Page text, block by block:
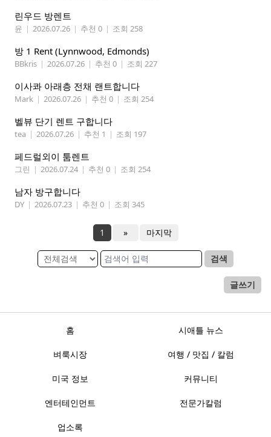
린우드 방렌트
윤 | 2026.07.26 | 추천 0 | 조회 258
방 1 Rent (Lynnwood, Edmonds)
BBkris | 2026.07.26 | 추천 0 | 조회 227
이사콰 아래층 전채 랜트합니다
Mark | 2026.07.26 | 추천 0 | 조회 254
벨뷰 단기 렌트 구합니다
tea | 2026.07.26 | 추천 1 | 조회 197
페드럴외이 툼렌트
그린 | 2026.07.24 | 추천 0 | 조회 254
남자 방구합니다
DY | 2026.07.23 | 추천 0 | 조회 345
1 » 마지막
검색
글쓰기
홈 시애틀 뉴스
벼룩시장 여행 / 맛집 / 칼럼
미국 정보 커뮤니티
엔터테인먼트 전문가칼럼
업소록